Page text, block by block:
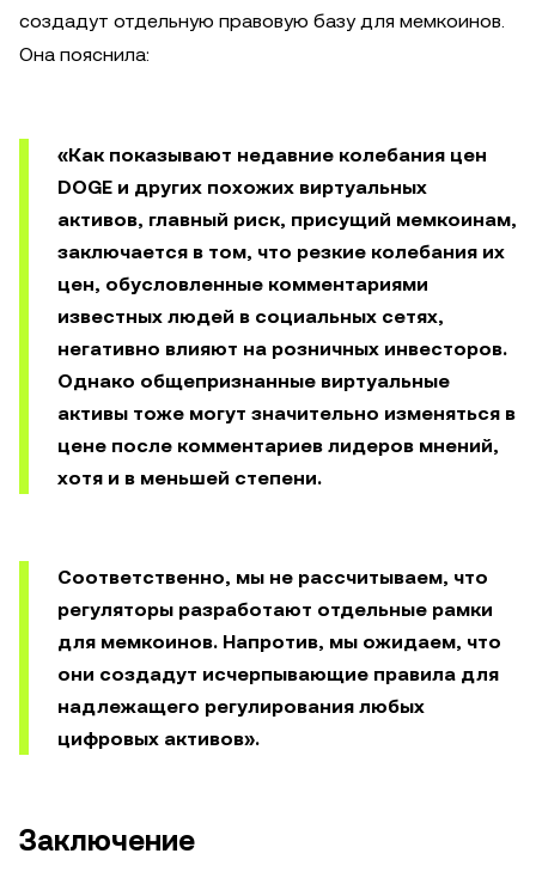
создадут отдельную правовую базу для мемкоинов.
Она пояснила:
«Как показывают недавние колебания цен
DOGE и других похожих виртуальных
активов, главный риск, присущий мемкоинам,
заключается в том, что резкие колебания их
цен, обусловленные комментариями
известных людей в социальных сетях,
негативно влияют на розничных инвесторов.
Однако общепризнанные виртуальные
активы тоже могут значительно изменяться в
цене после комментариев лидеров мнений,
хотя и в меньшей степени.
Соответственно, мы не рассчитываем, что
регуляторы разработают отдельные рамки
для мемкоинов. Напротив, мы ожидаем, что
они создадут исчерпывающие правила для
надлежащего регулирования любых
цифровых активов».
Заключение